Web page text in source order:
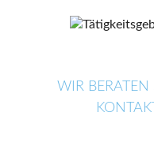
WIR BERATEN